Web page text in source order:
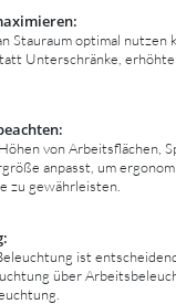
Stauraum optimal nutzen
Unterschränke,
von Arbeitsflächen,
anpasst, um
zu gewährleisten.
ist
über